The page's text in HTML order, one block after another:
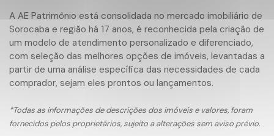
A AE Patrimônio está consolidada no mercado imobiliário de
Sorocaba e região há 17 anos, é reconhecida pela criação de
um modelo de atendimento personalizado e diferenciado,
com seleção das melhores opções de imóveis, levantadas a
partir de uma análise específica das necessidades de cada
comprador, sejam eles prontos ou lançamentos.
*Todas as informações de descrições dos imóveis e valores, foram
fornecidos pelos proprietários, sujeito a alterações sem aviso prévio.